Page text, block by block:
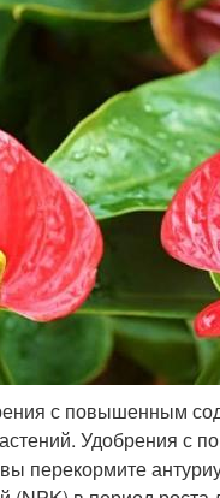
с повышенным
Удобрения с
перекормите